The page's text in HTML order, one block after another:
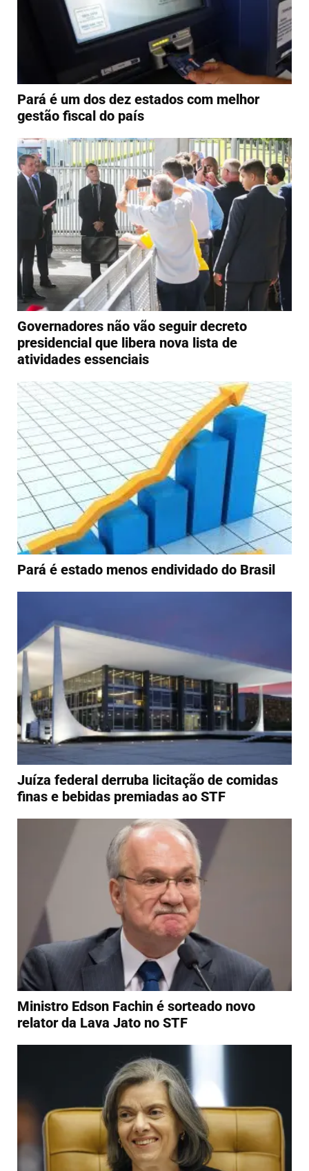
Pará é um dos dez estados com melhor
gestão fiscal do país
Governadores não vão seguir decreto
presidencial que libera nova lista de
atividades essenciais
Pará é estado menos endividado do Brasil
Juíza federal derruba licitação de comidas
finas e bebidas premiadas ao STF
Ministro Edson Fachin é sorteado novo
relator da Lava Jato no STF